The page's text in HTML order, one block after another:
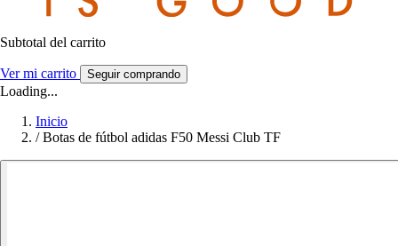
Subtotal del carrito
Ver mi carrito Seguir comprando
Loading...
Inicio
/ Botas de fútbol adidas F50 Messi Club TF